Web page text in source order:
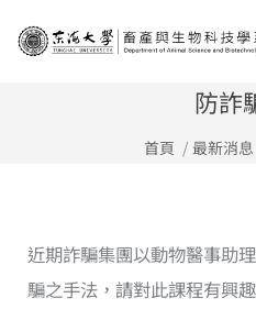
防詐
首頁 最新消息
近期詐騙集團以動物醫事助
騙之手法，請對此課程有興